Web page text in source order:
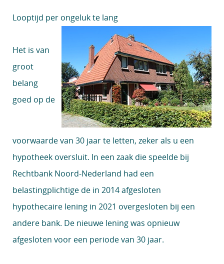
Looptijd per ongeluk te lang
Het is van
groot
belang
goed op de
voorwaarde van 30 jaar te letten, zeker als u een
hypotheek oversluit. In een zaak die speelde bij
Rechtbank Noord-Nederland had een
belastingplichtige de in 2014 afgesloten
hypothecaire lening in 2021 overgesloten bij een
andere bank. De nieuwe lening was opnieuw
afgesloten voor een periode van 30 jaar.